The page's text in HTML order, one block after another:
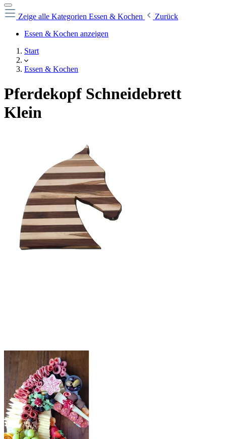
Zeige alle Kategorien Essen & Kochen
Zurück
Essen & Kochen anzeigen
Start
Essen & Kochen
Pferdekopf Schneidebrett
Klein